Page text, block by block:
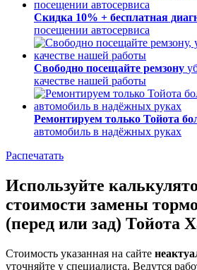
Скидка 10% + бесплатная
посещении автосервиса
Свободно посещайте ремзону
качестве нашей работы
Ремонтируем только Тойота
автомобиль в надёжных руках
Распечатать
Используйте
стоимости замены
(перед или зад) Тойота
Стоимость указанная на сайте
уточняйте у специалиста. Ведутся